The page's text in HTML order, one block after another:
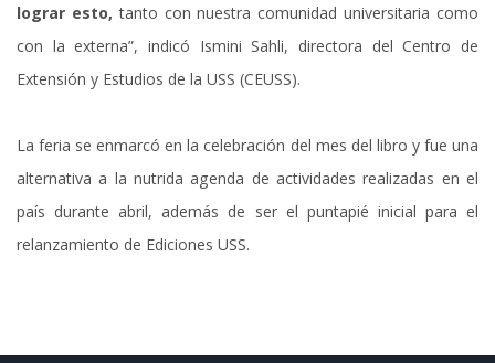
lograr esto, tanto con nuestra comunidad universitaria como
con la externa”, indicó Ismini Sahli, directora del Centro de
Extensión y Estudios de la USS (CEUSS).
La feria se enmarcó en la celebración del mes del libro y fue una
alternativa a la nutrida agenda de actividades realizadas en el
país durante abril, además de ser el puntapié inicial para el
relanzamiento de Ediciones USS.